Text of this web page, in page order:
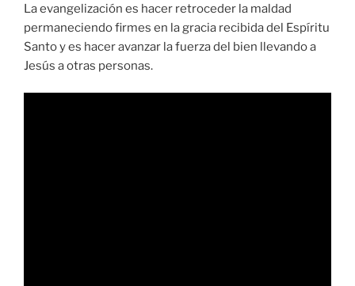
La evangelización es hacer retroceder la maldad
permaneciendo firmes en la gracia recibida del Espíritu
Santo y es hacer avanzar la fuerza del bien llevando a
Jesús a otras personas.